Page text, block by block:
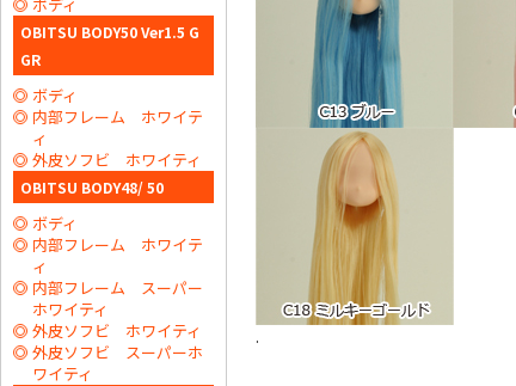
.
OBITSU BODY50 Ver1.5 G
GR
ボディ
内部フレーム ホワイテ
ィ
外皮ソフビ ホワイティ
OBITSU BODY48/ 50
ボディ
内部フレーム ホワイテ
ィ
内部フレーム スーパー
ホワイティ
外皮ソフビ ホワイティ
外皮ソフビ スーパーホ
ワイティ